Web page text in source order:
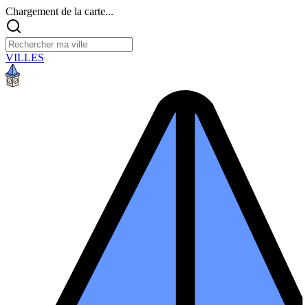
Chargement de la carte...
VILLES